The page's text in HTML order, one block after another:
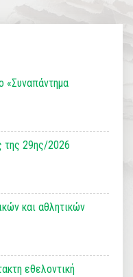
«Συναπάντημα
της 29ης/2026
και αθλητικών
εθελοντική